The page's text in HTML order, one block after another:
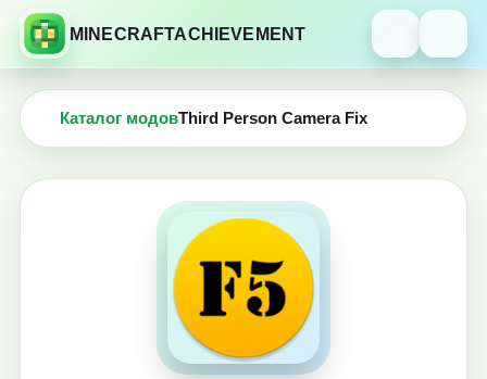
MINECRAFTACHIEVEMENT
Каталог модовThird Person Camera Fix